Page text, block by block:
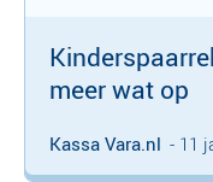
meer wat op
Kassa Vara.nl - 11